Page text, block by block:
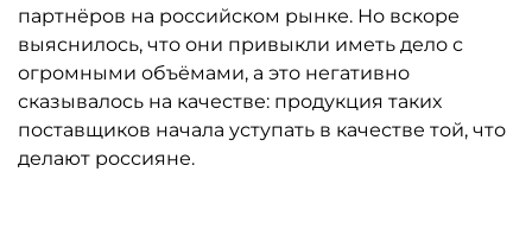
партнёров на российском рынке. Но вскоре
выяснилось, что они привыкли иметь дело с
огромными объёмами, а это негативно
сказывалось на качестве: продукция таких
поставщиков начала уступать в качестве той, что
делают россияне.